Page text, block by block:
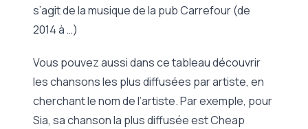
s’agit de la musique de la pub Carrefour (de
2014 à …)
Vous pouvez aussi dans ce tableau découvrir
les chansons les plus diffusées par artiste, en
cherchant le nom de l’artiste. Par exemple, pour
Sia, sa chanson la plus diffusée est Cheap